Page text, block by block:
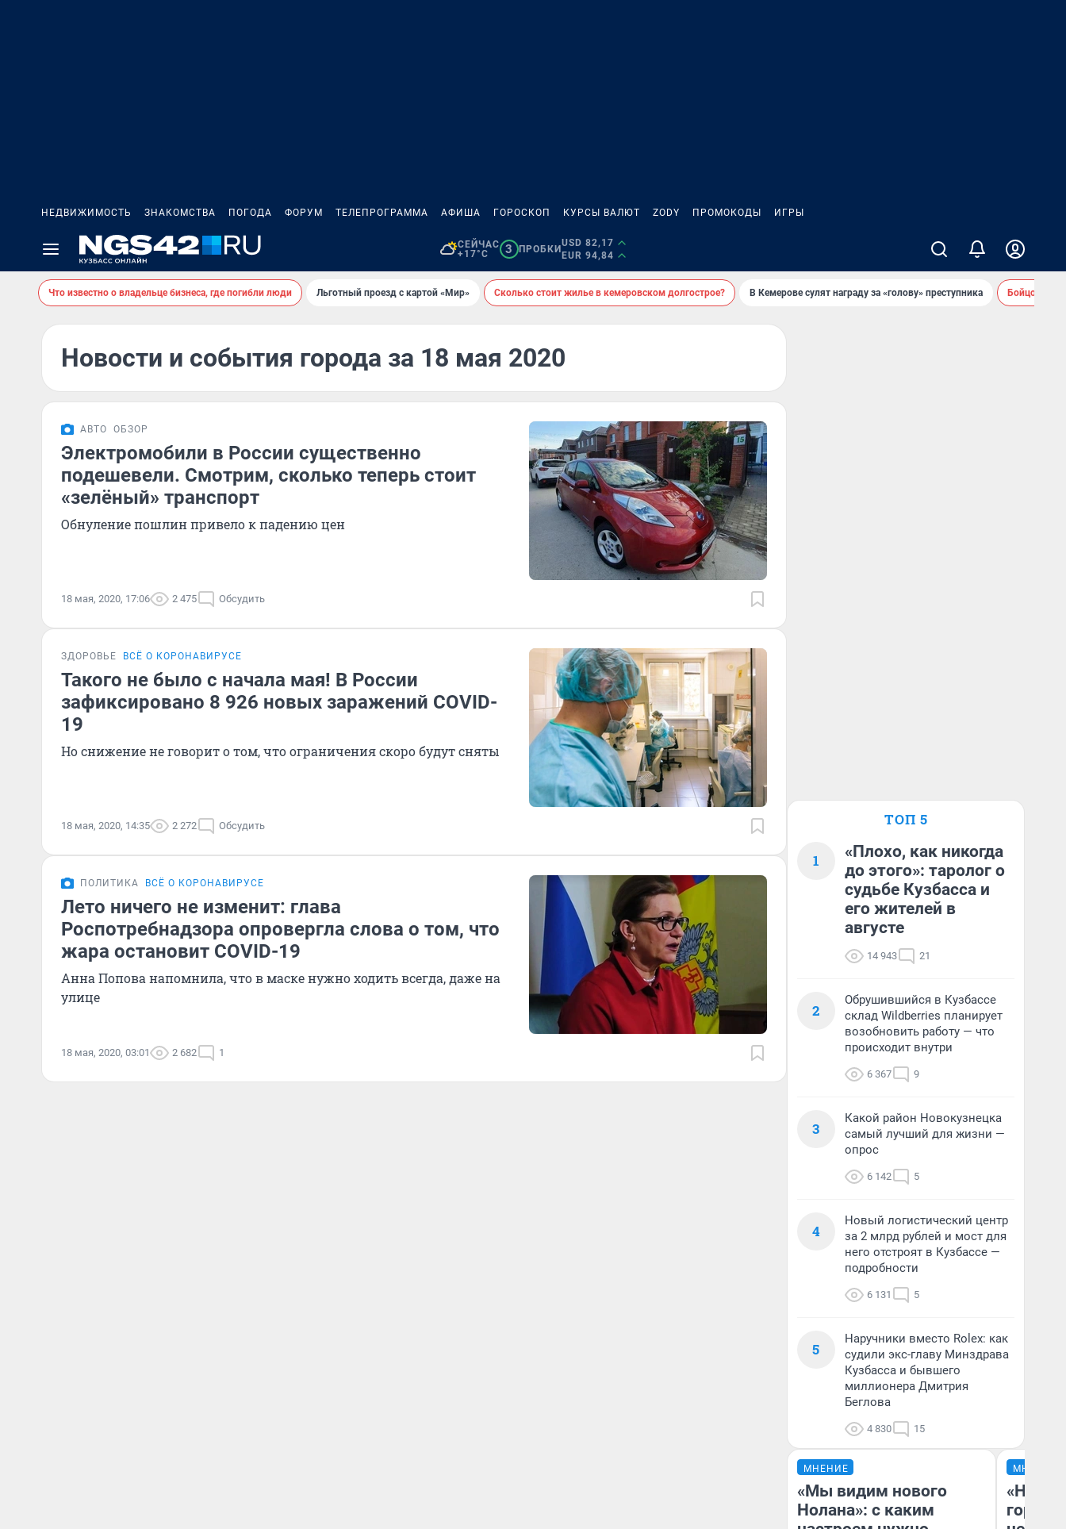
НЕДВИЖИМОСТЬ ЗНАКОМСТВА ПОГОДА ФОРУМ ТЕЛЕПРОГРАММА АФИША ГОРОСКОП КУРСЫ ВАЛЮТ ZODY ПРОМОКОДЫ ИГРЫ
СЕЙЧАС
+17°C
3 ПРОБКИ
USD 82,17
EUR 94,84
Что известно о владельце бизнеса, где погибли люди Льготный проезд с картой «Мир» Сколько стоит жилье в кемеровском долгострое? В Кемерове сулят награду за «голову» преступника Бойцовский
Новости и события города за 18 мая 2020
АВТО ОБЗОР
Электромобили в России существенно
подешевели. Смотрим, сколько теперь стоит
«зелёный» транспорт
Обнуление пошлин привело к падению цен
18 мая, 2020, 17:06 2 475 Обсудить
ЗДОРОВЬЕ ВСЁ О КОРОНАВИРУСЕ
Такого не было с начала мая! В России
зафиксировано 8 926 новых заражений COVID-
19
Но снижение не говорит о том, что ограничения скоро будут сняты
18 мая, 2020, 14:35 2 272 Обсудить
ПОЛИТИКА ВСЁ О КОРОНАВИРУСЕ
Лето ничего не изменит: глава
Роспотребнадзора опровергла слова о том, что
жара остановит COVID-19
Анна Попова напомнила, что в маске нужно ходить всегда, даже на
улице
18 мая, 2020, 03:01 2 682 1
ТОП 5
1
«Плохо, как никогда
до этого»: таролог о
судьбе Кузбасса и
его жителей в
августе
14 943 21
2
Обрушившийся в Кузбассе
склад Wildberries планирует
возобновить работу — что
происходит внутри
6 367 9
3
Какой район Новокузнецка
самый лучший для жизни —
опрос
6 142 5
4
Новый логистический центр
за 2 млрд рублей и мост для
него отстроят в Кузбассе —
подробности
6 131 5
5
Наручники вместо Rolex: как
судили экс-главу Минздрава
Кузбасса и бывшего
миллионера Дмитрия
Беглова
4 830 15
МНЕНИЕ
«Мы видим нового
Нолана»: с каким
МНЕНИЕ
«Нет